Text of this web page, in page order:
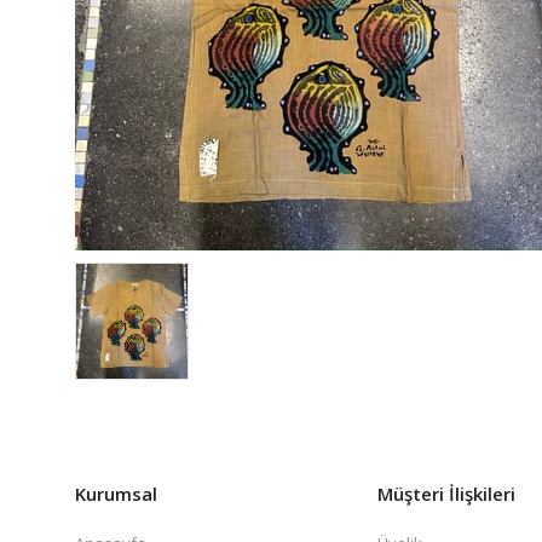
Kurumsal Müşteri İlişkileri